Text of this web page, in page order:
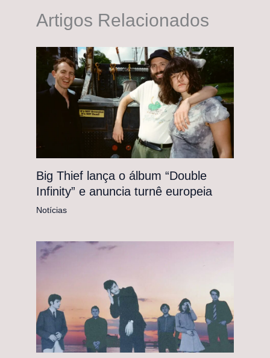
Artigos Relacionados
Big Thief lança o álbum “Double
Infinity” e anuncia turnê europeia
Notícias